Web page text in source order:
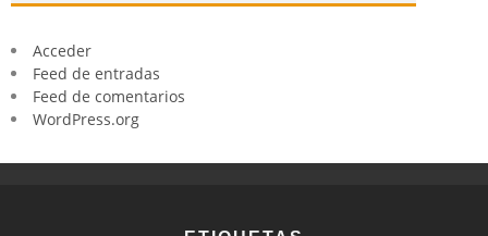
Acceder
Feed de entradas
Feed de comentarios
WordPress.org